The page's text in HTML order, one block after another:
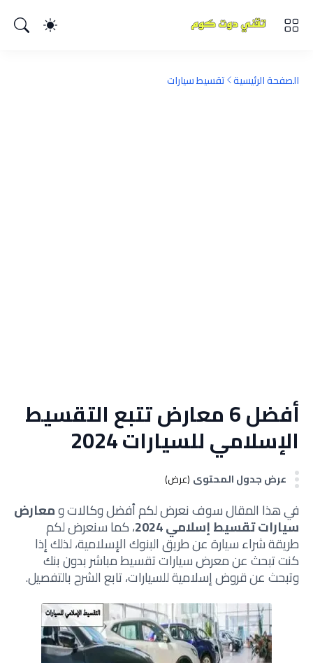
الصفحة الرئيسية تقسيط سيارات
أفضل 6 معارض تتبع التقسيط
الإسلامي للسيارات 2024
عرض جدول المحتوى (عرض)
في هذا المقال سوف نعرض لكم أفضل وكالات ومعارض
سيارات تقسيط إسلامي 2024 ، كما سنعرض لكم
طريقة شراء سيارة عن طريق البنوك الإسلامية، لذلك إذا
كنت تبحث عن معرض سيارات تقسيط مباشر بدون بنك
وتبحث عن قروض إسلامية للسيارات، تابع الشرح بالتفصيل.